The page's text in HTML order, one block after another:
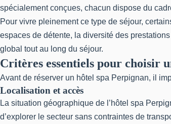
spécialement conçues, chacun dispose du
Pour vivre pleinement ce type de séjour,
espaces de détente, la diversité des
global tout au long du séjour.
Critères essentiels pour choisir
Avant de réserver un hôtel spa Perpignan, il
Localisation et accès
La situation géographique de l’hôtel spa
d’explorer le secteur sans contraintes de